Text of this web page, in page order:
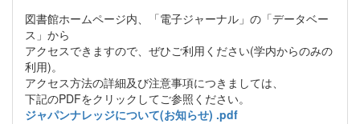
図書館ホームページ内、「電子ジャーナル」の「データベー
ス」から
アクセスできますので、ぜひご利用ください(学内からのみの
利用)。
アクセス方法の詳細及び注意事項につきましては、
下記のPDFをクリックしてご参照ください。
ジャパンナレッジについて(お知らせ) .pdf